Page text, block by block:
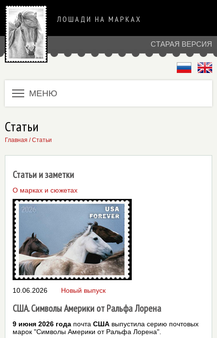
СТАРАЯ ВЕРСИЯ
ЛОШАДИ НА МАРКАХ
МЕНЮ
Статьи
Главная / Статьи
Статьи и заметки
О марках и сюжетах
10.06.2026
США. Символы Америки от Ральфа Лорена
Новый выпуск
9 июня 2026 года почта США выпустила серию почтовых
марок "Символы Америки от Ральфа Лорена".